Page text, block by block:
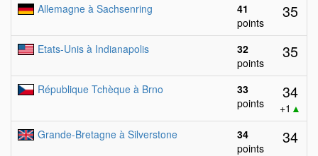
Allemagne à Sachsenring
41
points
35
Etats-Unis à Indianapolis
32
points
35
République Tchèque à Brno
33
points
34
+1 ▲
Grande-Bretagne à Silverstone
34
points
34